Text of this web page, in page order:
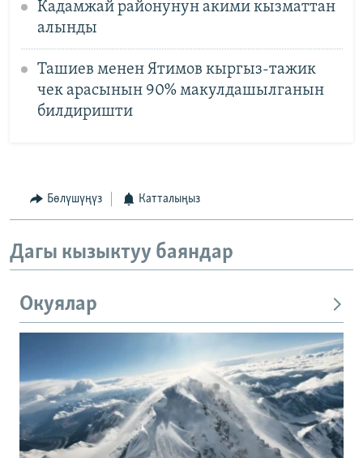
Кадамжай районунун акими кызматтан
алынды
Ташиев менен Ятимов кыргыз-тажик
чек арасынын 90% макулдашылганын
билдиришти
Бөлүшүңүз Катталыңыз
Дагы кызыктуу баяндар
Окуялар